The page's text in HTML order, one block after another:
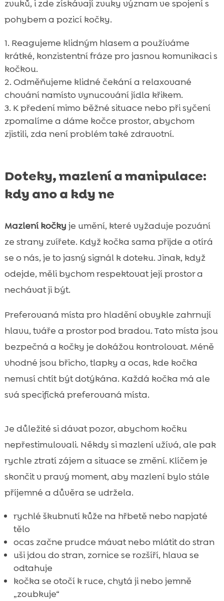
zvuků, i zde získávají zvuky význam ve spojení s
pohybem a pozicí kočky.
Reagujeme klidným hlasem a používáme
krátké, konzistentní fráze pro jasnou komunikaci s
kočkou.
Odměňujeme klidné čekání a relaxované
chování namísto vynucování jídla křikem.
K předení mimo běžné situace nebo při syčení
zpomalíme a dáme kočce prostor, abychom
zjistili, zda není problém také zdravotní.
Doteky, mazlení a manipulace:
kdy ano a kdy ne
Mazlení kočky je umění, které vyžaduje pozvání
ze strany zvířete. Když kočka sama přijde a otírá
se o nás, je to jasný signál k doteku. Jinak, když
odejde, měli bychom respektovat její prostor a
nechávat ji být.
Preferovaná místa pro hladění obvykle zahrnují
hlavu, tváře a prostor pod bradou. Tato místa jsou
bezpečná a kočky je dokážou kontrolovat. Méně
vhodné jsou břicho, tlapky a ocas, kde kočka
nemusí chtít být dotýkána. Každá kočka má ale
svá specifická preferovaná místa.
Je důležité si dávat pozor, abychom kočku
nepřestimulovali. Někdy si mazlení užívá, ale pak
rychle ztratí zájem a situace se změní. Klíčem je
skončit v pravý moment, aby mazlení bylo stále
příjemné a důvěra se udržela.
rychlé škubnutí kůže na hřbetě nebo napjaté
tělo
ocas začne prudce mávat nebo mlátit do stran
uši jdou do stran, zornice se rozšíří, hlava se
odtahuje
kočka se otočí k ruce, chytá ji nebo jemně
„zoubkuje“